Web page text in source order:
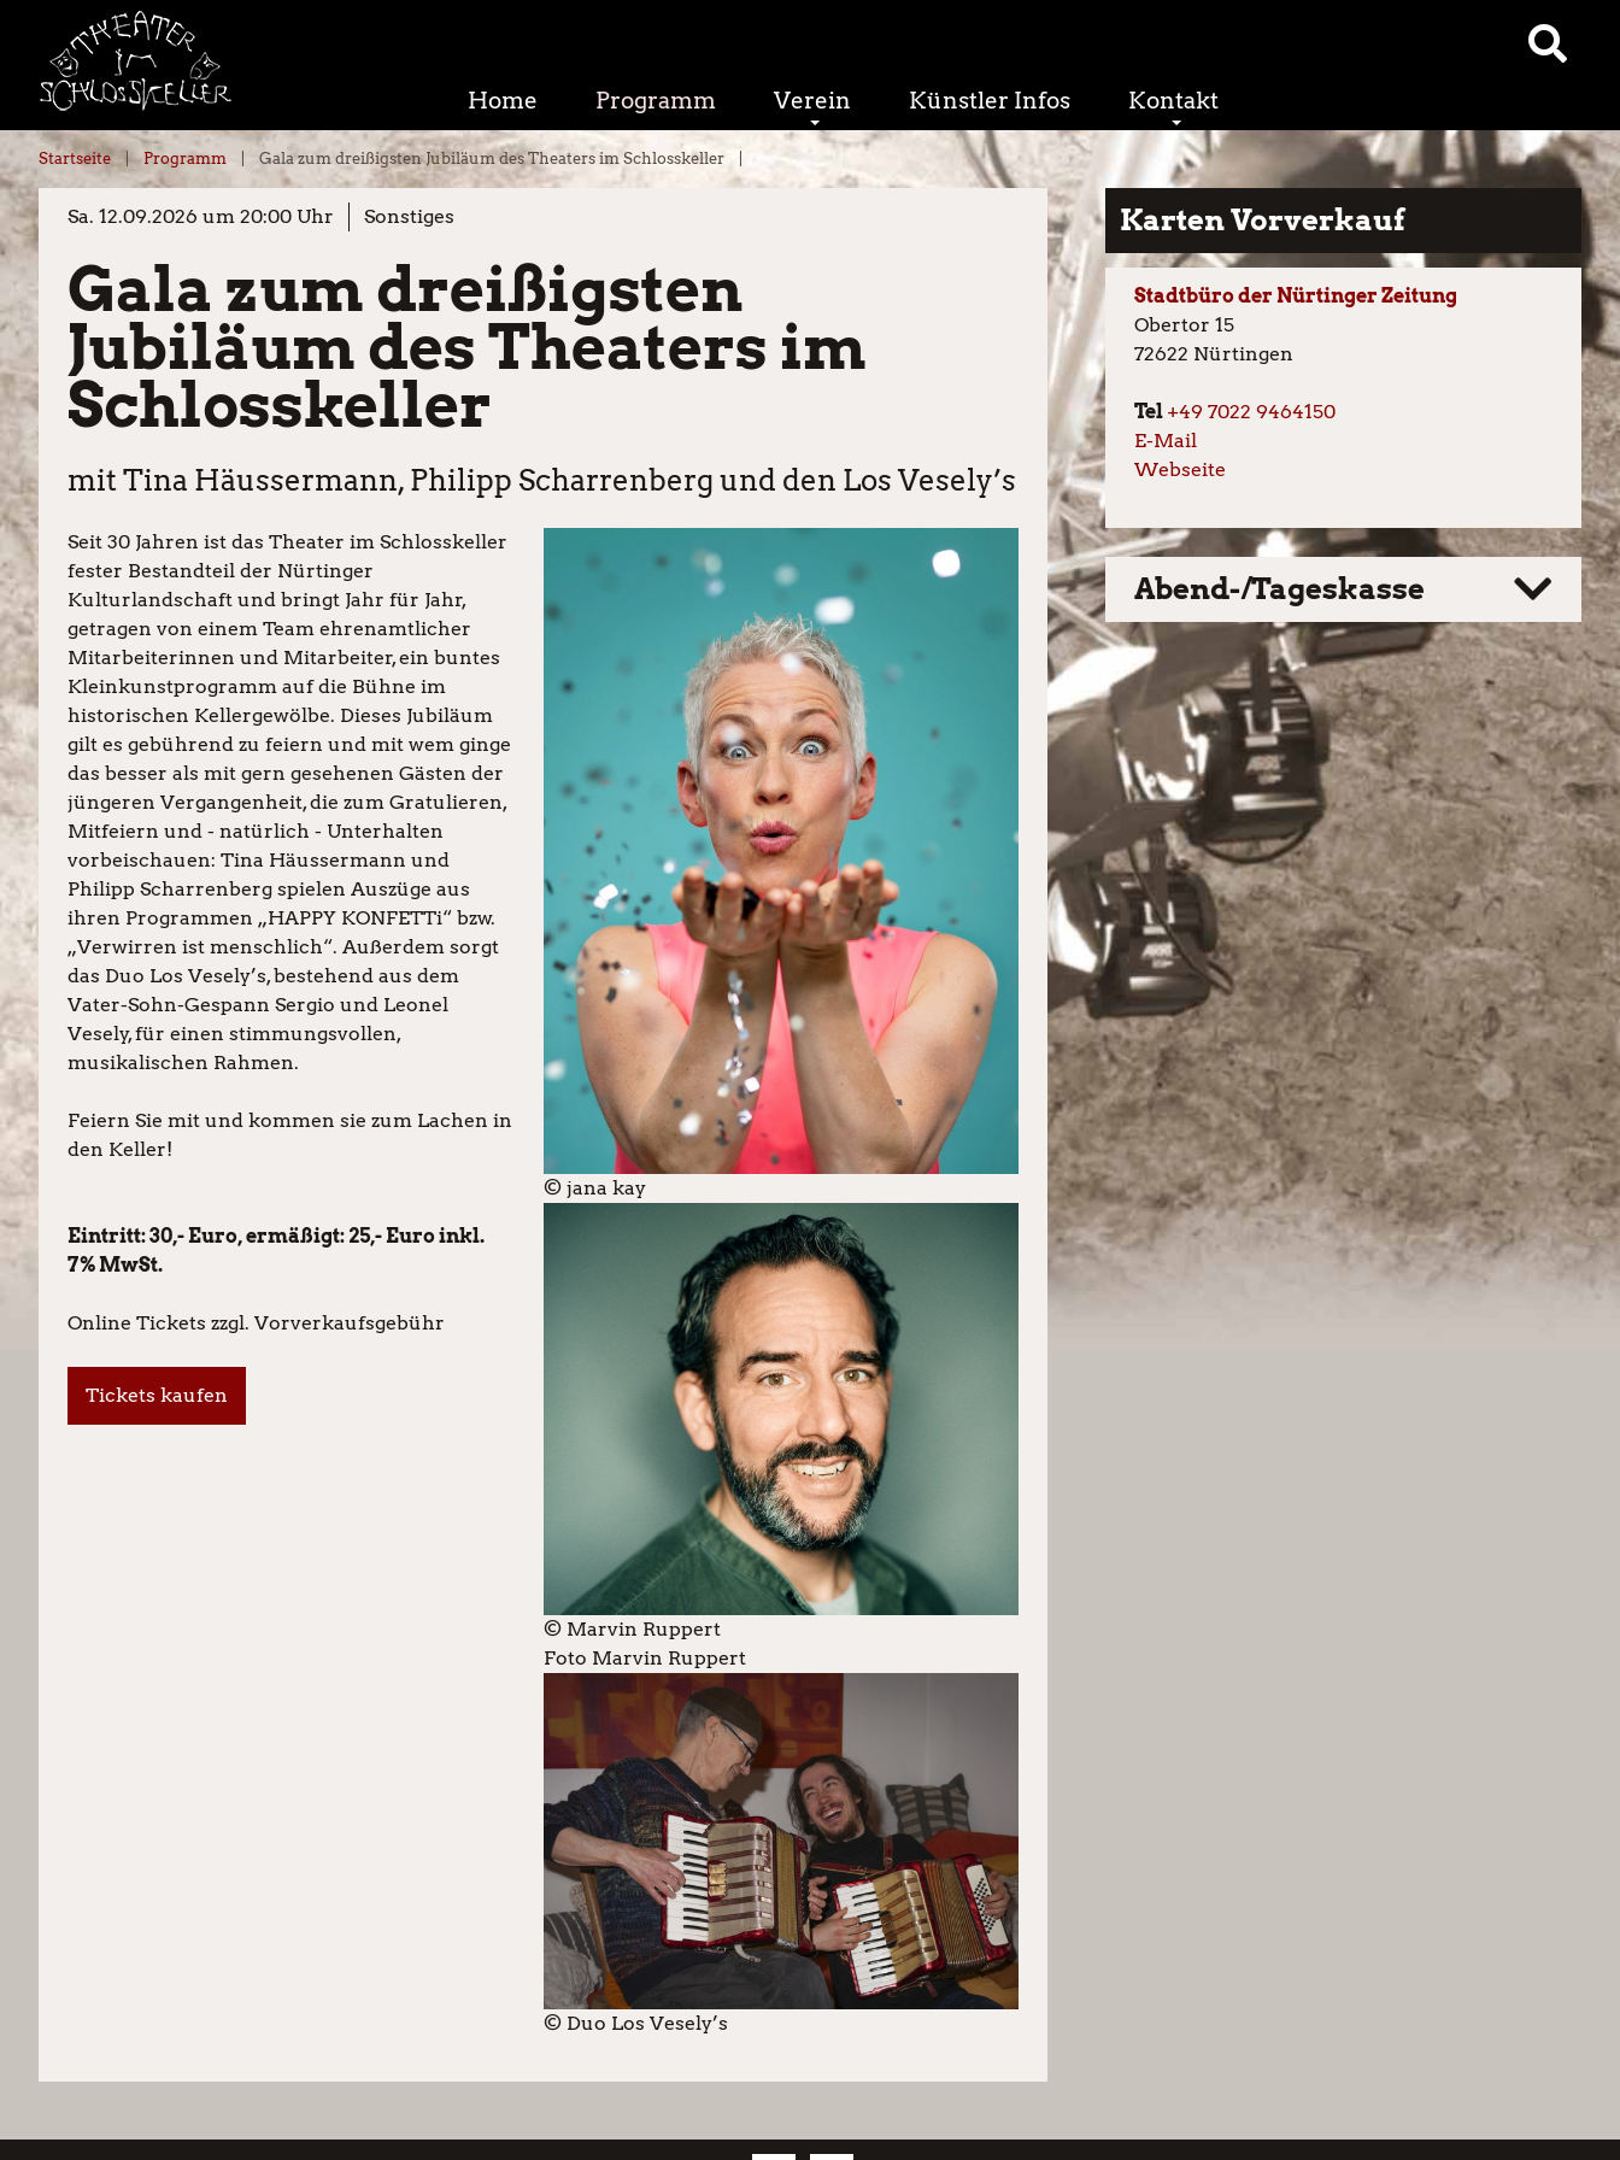
Home Programm Verein Künstler Infos Kontakt
Startseite Programm Gala zum dreißigsten Jubiläum des Theaters im Schlosskeller
Sa. 12.09.2026 um 20:00 Uhr Sonstiges
Gala zum dreißigsten
Jubiläum des Theaters im
Schlosskeller
mit Tina Häussermann, Philipp Scharrenberg und den Los Vesely’s
© jana kay
© Marvin Ruppert
Foto Marvin Ruppert
© Duo Los Vesely’s
Seit 30 Jahren ist das Theater im Schlosskeller
fester Bestandteil der Nürtinger
Kulturlandschaft und bringt Jahr für Jahr,
getragen von einem Team ehrenamtlicher
Mitarbeiterinnen und Mitarbeiter, ein buntes
Kleinkunstprogramm auf die Bühne im
historischen Kellergewölbe. Dieses Jubiläum
gilt es gebührend zu feiern und mit wem ginge
das besser als mit gern gesehenen Gästen der
jüngeren Vergangenheit, die zum Gratulieren,
Mitfeiern und - natürlich - Unterhalten
vorbeischauen: Tina Häussermann und
Philipp Scharrenberg spielen Auszüge aus
ihren Programmen „HAPPY KONFETTi“ bzw.
„Verwirren ist menschlich“. Außerdem sorgt
das Duo Los Vesely’s, bestehend aus dem
Vater-Sohn-Gespann Sergio und Leonel
Vesely, für einen stimmungsvollen,
musikalischen Rahmen.
Feiern Sie mit und kommen sie zum Lachen in
den Keller!
Eintritt: 30,- Euro, ermäßigt: 25,- Euro inkl.
7% MwSt.
Online Tickets zzgl. Vorverkaufsgebühr
Tickets kaufen
Karten Vorverkauf
Stadtbüro der Nürtinger Zeitung
Obertor 15
72622 Nürtingen
Tel +49 7022 9464150
E-Mail
Webseite
Abend-/Tageskasse